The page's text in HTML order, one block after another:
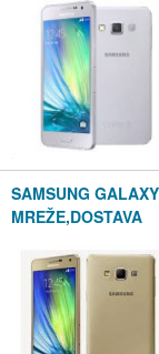
SAMSUNG
MREŽE,DOSTAVA